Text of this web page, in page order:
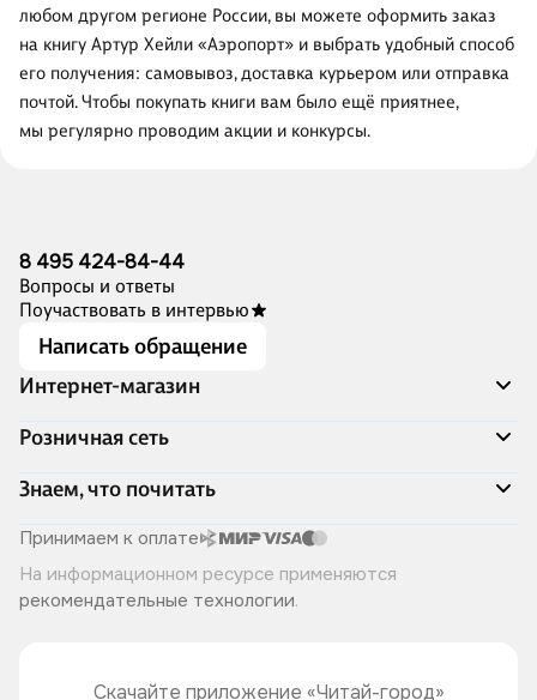
любом другом регионе России, вы можете оформить заказ
на книгу Артур Хейли «Аэропорт» и выбрать удобный способ
его получения: самовывоз, доставка курьером или отправка
почтой. Чтобы покупать книги вам было ещё приятнее,
мы регулярно проводим акции и конкурсы.
8 495 424-84-44
Вопросы и ответы
Поучаствовать в интервью
Написать обращение
Интернет-магазин
Акции
Доставка и оплата
Программа лояльности
Подарочные сертификаты
Правила продажи
Политика конфиденциальности
Розничная сеть
Адреса магазинов
Книжный Дозор
О компании
Читай-город для бизнеса
Хотите у нас работать?
Знаем, что почитать
Скоро в продаже
Лучшие из лучших
Читай-журнал
Принимаем к оплате
На информационном ресурсе применяются
рекомендательные технологии.
Скачайте приложение «Читай-город»